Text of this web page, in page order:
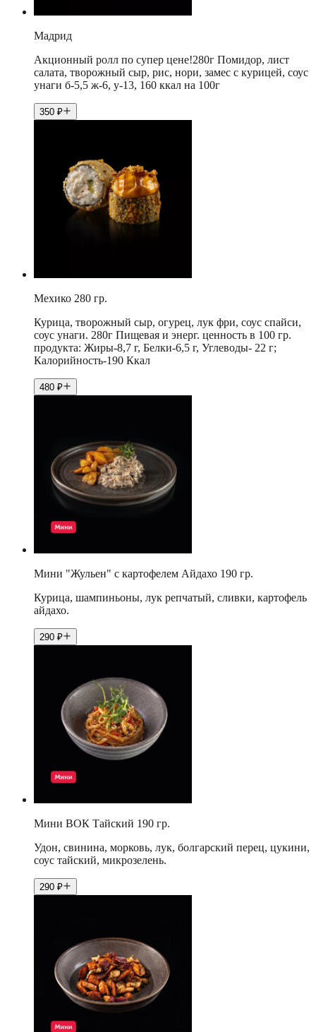
Мадрид
Акционный ролл по супер цене!280г Помидор, лист
салата, творожный сыр, рис, нори, замес с курицей, соус
унаги б-5,5 ж-6, у-13, 160 ккал на 100г
350 ₽
Мехико 280 гр.
Курица, творожный сыр, огурец, лук фри, соус спайси,
соус унаги. 280г Пищевая и энерг. ценность в 100 гр.
продукта: Жиры-8,7 г, Белки-6,5 г, Углеводы- 22 г;
Калорийность-190 Ккал
480 ₽
Мини "Жульен" с картофелем Айдахо 190 гр.
Курица, шампиньоны, лук репчатый, сливки, картофель
айдахо.
290 ₽
Мини ВОК Тайский 190 гр.
Удон, свинина, морковь, лук, болгарский перец, цукини,
соус тайский, микрозелень.
290 ₽